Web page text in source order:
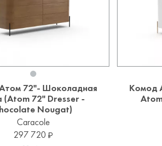
72"- Шоколадная
(Atom 72" Dresser -
Nougat)
Caracole
297 720
Комод